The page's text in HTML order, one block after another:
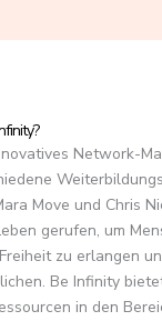
Network-
Move und Chris
gerufen, um
zu erlangen
Be Infinity
in den